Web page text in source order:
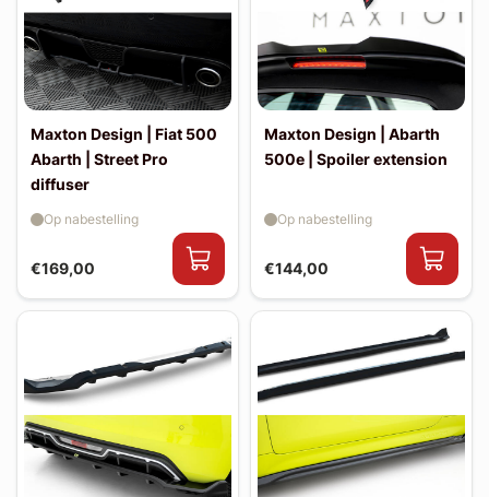
Maxton Design | Fiat 500
Abarth | Street Pro
diffuser
€169,00
Op nabestelling
Maxton Design | Abarth
500e | Spoiler extension
€144,00
Op nabestelling